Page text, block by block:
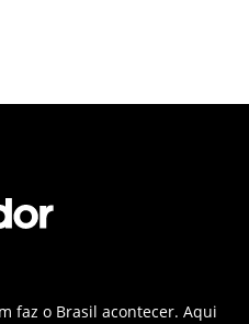
faz o Brasil acontecer. Aqui